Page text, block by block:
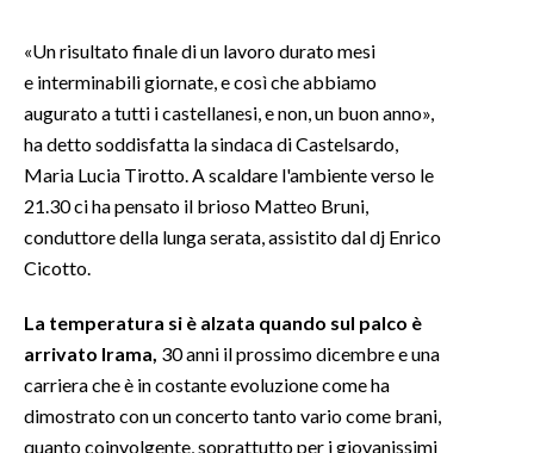
INFO AZIENDE
ABBONATI
ANNUNCI
NECROLOGI
PUBBLICITÀ
SPIAGGE
«Un risultato finale di un lavoro durato mesi
e interminabili giornate, e così che abbiamo
augurato a tutti i castellanesi, e non, un buon anno»,
ha detto soddisfatta la sindaca di Castelsardo,
Maria Lucia Tirotto. A scaldare l'ambiente verso le
21.30 ci ha pensato il brioso Matteo Bruni,
conduttore della lunga serata, assistito dal dj Enrico
Cicotto.
La temperatura si è alzata quando sul palco è
arrivato Irama, 30 anni il prossimo dicembre e una
carriera che è in costante evoluzione come ha
dimostrato con un concerto tanto vario come brani,
quanto coinvolgente, soprattutto per i giovanissimi